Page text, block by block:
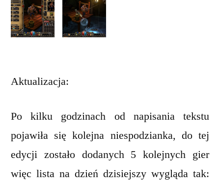
Aktualizacja:
Po kilku godzinach od napisania tekstu
pojawiła się kolejna niespodzianka, do tej
edycji zostało dodanych 5 kolejnych gier
więc lista na dzień dzisiejszy wygląda tak: